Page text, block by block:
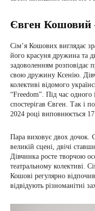
Євген Кошовий
Сім’я Кошових виглядає
його красуня дружина та
задоволенням розповідає
свою дружину Ксенію.
колективі відомого
“Freedom”. Під час
спостерігав Євген. Так і
2024 році виповнюється 17
Пара виховує двох дочок.
великій сцені, двічі
Дівчинка росте творчою
театральному колективі.
Кошові регулярно
відвідують різноманітні